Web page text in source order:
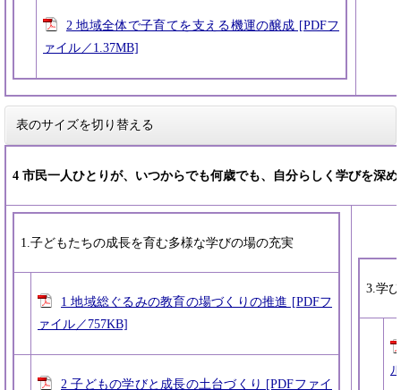
2 地域全体で子育てを支える機運の醸成 [PDFフ
ァイル／1.37MB]
表のサイズを切り替える
4 市民一人ひとりが、いつからでも何歳でも、自分らしく学びを深
1.子どもたちの成長を育む多様な学びの場の充実
1 地域総ぐるみの教育の場づくりの推進 [PDFフ
ァイル／757KB]
2 子どもの学びと成長の土台づくり [PDFファイ
3.学